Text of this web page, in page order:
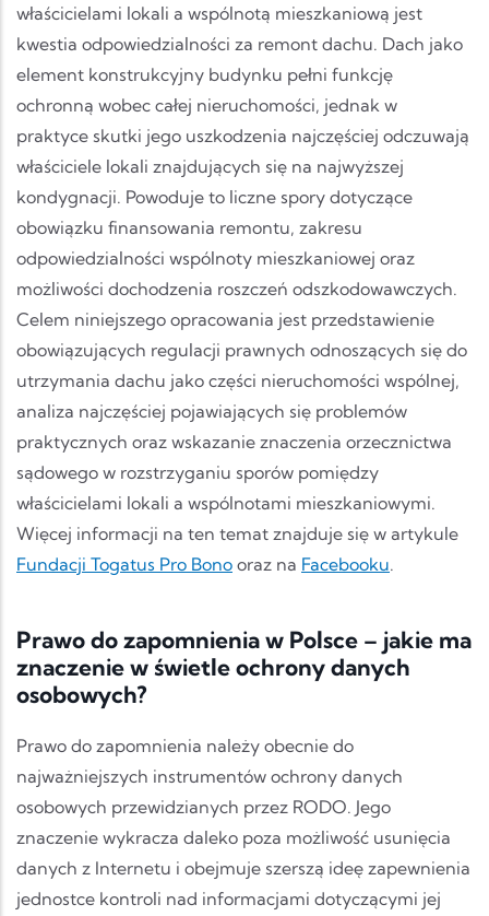
właścicielami lokali a wspólnotą mieszkaniową jest
kwestia odpowiedzialności za remont dachu. Dach jako
element konstrukcyjny budynku pełni funkcję
ochronną wobec całej nieruchomości, jednak w
praktyce skutki jego uszkodzenia najczęściej odczuwają
właściciele lokali znajdujących się na najwyższej
kondygnacji. Powoduje to liczne spory dotyczące
obowiązku finansowania remontu, zakresu
odpowiedzialności wspólnoty mieszkaniowej oraz
możliwości dochodzenia roszczeń odszkodowawczych.
Celem niniejszego opracowania jest przedstawienie
obowiązujących regulacji prawnych odnoszących się do
utrzymania dachu jako części nieruchomości wspólnej,
analiza najczęściej pojawiających się problemów
praktycznych oraz wskazanie znaczenia orzecznictwa
sądowego w rozstrzyganiu sporów pomiędzy
właścicielami lokali a wspólnotami mieszkaniowymi.
Więcej informacji na ten temat znajduje się w artykule
Fundacji Togatus Pro Bono oraz na Facebooku.
Prawo do zapomnienia w Polsce – jakie ma
znaczenie w świetle ochrony danych
osobowych?
Prawo do zapomnienia należy obecnie do
najważniejszych instrumentów ochrony danych
osobowych przewidzianych przez RODO. Jego
znaczenie wykracza daleko poza możliwość usunięcia
danych z Internetu i obejmuje szerszą ideę zapewnienia
jednostce kontroli nad informacjami dotyczącymi jej